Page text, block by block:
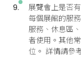
展覽會上是否
每個展館的服
服務、休息區
者使用。其他
位。 詳情請參